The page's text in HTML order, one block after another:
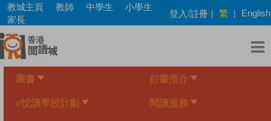
Skip
main
content
教城主頁 教師 中學生
小學生
家長
登入/註冊 | 繁 | English
圖書 好書推介
e悅讀學校計劃 閱讀服務